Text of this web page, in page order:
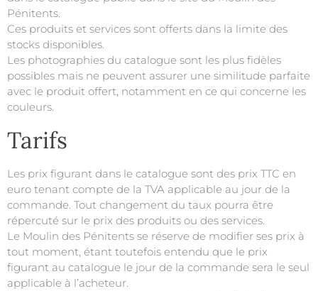
Pénitents.
Ces produits et services sont offerts dans la limite des
stocks disponibles.
Les photographies du catalogue sont les plus fidèles
possibles mais ne peuvent assurer une similitude parfaite
avec le produit offert, notamment en ce qui concerne les
couleurs.
Tarifs
Les prix figurant dans le catalogue sont des prix TTC en
euro tenant compte de la TVA applicable au jour de la
commande. Tout changement du taux pourra être
répercuté sur le prix des produits ou des services.
Le Moulin des Pénitents se réserve de modifier ses prix à
tout moment, étant toutefois entendu que le prix
figurant au catalogue le jour de la commande sera le seul
applicable à l’acheteur.